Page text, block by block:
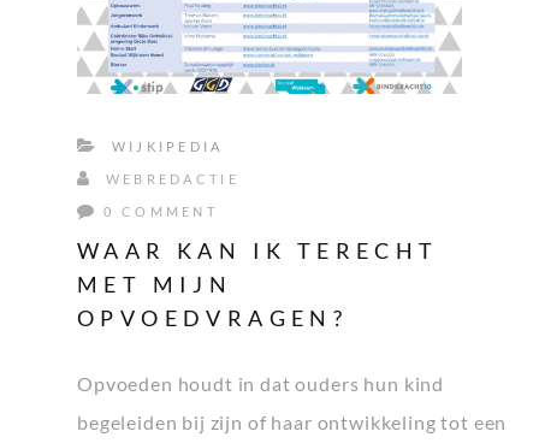
WIJKIPEDIA
WEBREDACTIE
0 COMMENT
WAAR KAN IK TERECHT
MET MIJN
OPVOEDVRAGEN?
Opvoeden houdt in dat ouders hun kind
begeleiden bij zijn of haar ontwikkeling tot een